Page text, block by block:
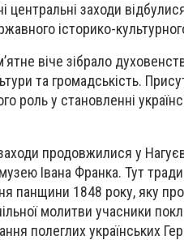
центральні заходи
історико-
віче зібрало
та громадськість.
роль у становленні
продовжилися у
Івана Франка. Тут
панщини 1848 року, яку
молитви учасники
полеглих українських